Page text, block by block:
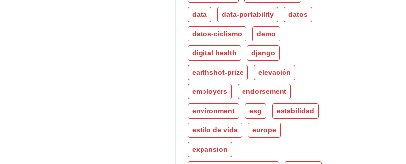
data data-portability datos
datos-ciclismo demo
digital health django
earthshot-prize elevación
employers endorsement
environment esg estabilidad
estilo de vida europe
expansion